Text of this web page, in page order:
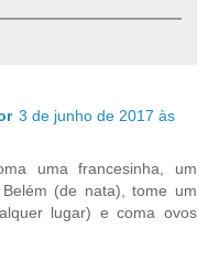
3 de junho de 2017 às
uma francesinha, um
(de nata), tome um
lugar) e coma ovos